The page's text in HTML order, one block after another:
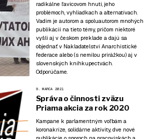
radikálne ľavicovom hnutí, jeho
problémoch, vyhliadkach a alternatívach.
Vadim je autorom a spoluautorom mnohých
publikácií na tieto témy, pričom niektoré
vyšli aj v českom preklade a dajú sa
objednať v Nakladatelství Anarchistické
federace alebo (s nemilou prirážkou) aj v
slovenských kníhkupectvách.
Odporúčame.
9. MARCA 2021
Správa o činnosti zväzu
Priama akcia za rok 2020
Kampane k parlamentným voľbám a
koronakríze, solidárne aktivity, dve nové